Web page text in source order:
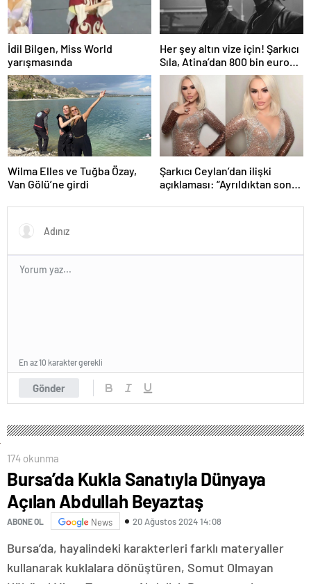
İdil Bilgen, Miss World
yarışmasında
Her şey altın vize için! Şarkıcı
Sıla, Atina’dan 800 bin euro
değerinde daire aldı
Wilma Elles ve Tuğba Özay,
Van Gölü’ne girdi
Şarkıcı Ceylan’dan ilişki
açıklaması: “Ayrıldıktan sonra
Gönder
En az 10 karakter gerekli
174 okunma
Bursa’da Kukla Sanatıyla Dünyaya
Açılan Abdullah Beyaztaş
ABONE OL News 20 Ağustos 2024 14:08
Bursa’da, hayalindeki karakterleri farklı materyaller
kullanarak kuklalara dönüştüren, Somut Olmayan